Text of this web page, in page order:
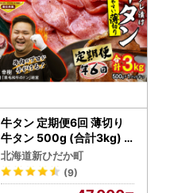
牛タン 定期便6回 薄切り
牛タン 500g (合計3kg)
冷凍
北海道新ひだか町
(9)